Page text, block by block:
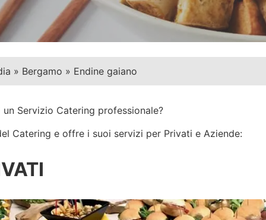
» Bergamo » Endine gaiano
Servizio Catering professionale?
Catering e offre i suoi servizi per Privati e Aziende: